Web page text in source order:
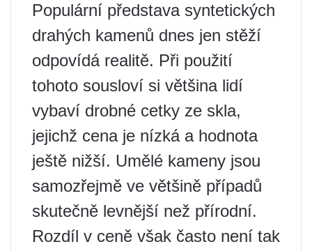
Populární představa syntetických
drahých kamenů dnes jen stěží
odpovídá realitě. Při použití
tohoto sousloví si většina lidí
vybaví drobné cetky ze skla,
jejichž cena je nízká a hodnota
ještě nižší. Umělé kameny jsou
samozřejmě ve většině případů
skutečně levnější než přírodní.
Rozdíl v ceně však často není tak